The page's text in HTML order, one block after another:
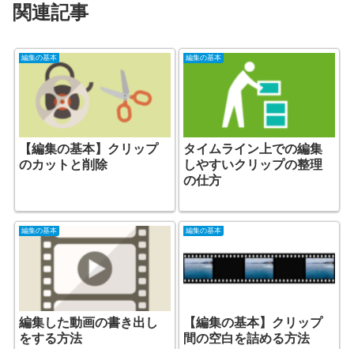
関連記事
編集の基本
【編集の基本】クリップ
のカットと削除
編集の基本
タイムライン上での編集
しやすいクリップの整理
の仕方
編集の基本
編集した動画の書き出し
をする方法
編集の基本
【編集の基本】クリップ
間の空白を詰める方法